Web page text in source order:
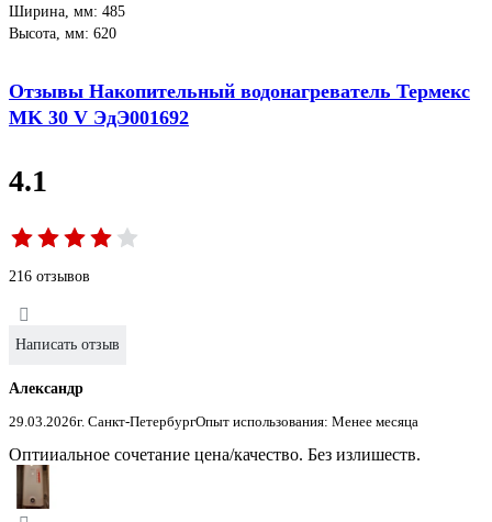
Ширина, мм: 485
Высота, мм: 620
Отзывы Накопительный водонагреватель Термекс
MK 30 V ЭдЭ001692
4.1
216 отзывов
Написать отзыв
Александр
29.03.2026г. Санкт-ПетербургОпыт использования: Менее месяца
Оптииальное сочетание цена/качество. Без излишеств.